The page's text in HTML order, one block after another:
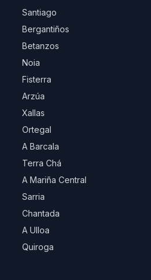
Santiago
Bergantiños
Betanzos
Noia
Fisterra
Arzúa
Xallas
Ortegal
A Barcala
Terra Chá
A Mariña Central
Sarria
Chantada
A Ulloa
Quiroga